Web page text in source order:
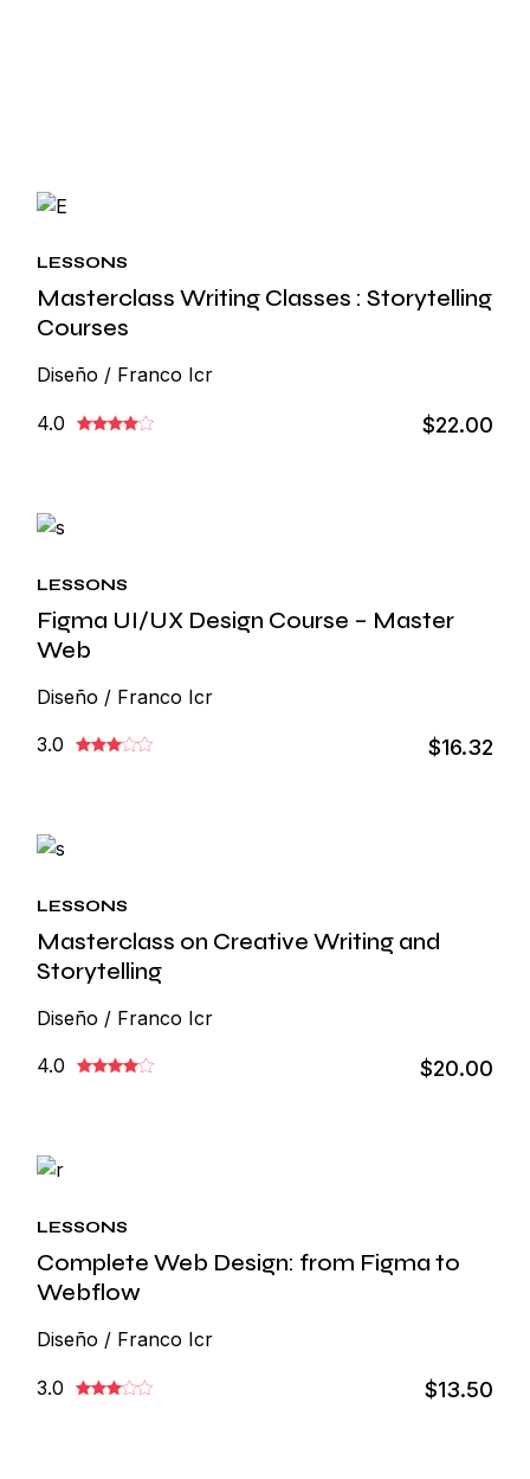
LESSONS
Masterclass Writing Classes : Storytelling
Courses
Diseño / Franco Icr
4.0 $22.00
LESSONS
Figma UI/UX Design Course – Master
Web
Diseño / Franco Icr
3.0 $16.32
LESSONS
Masterclass on Creative Writing and
Storytelling
Diseño / Franco Icr
4.0 $20.00
LESSONS
Complete Web Design: from Figma to
Webflow
Diseño / Franco Icr
3.0 $13.50